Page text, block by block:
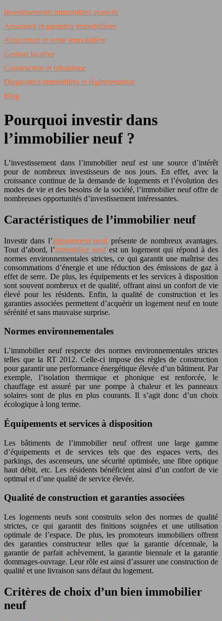
Investissements immobiliers avancés
Assurance et garanties immobilières
Acquisition et vente immobilière
Gestion locative
Construction et urbanisme
Diagnostics immobiliers et réglementation
Blog
Pourquoi investir dans
l’immobilier neuf ?
L’investissement dans l’immobilier neuf est une source d’intérêt
pour de nombreux investisseurs de nos jours. En effet, avec la
croissance continue de la demande de logements et l’évolution des
modes de vie et des besoins de la société, l’immobilier neuf offre de
nombreuses opportunités d’investissement intéressantes.
Caractéristiques de l’immobilier neuf
Investir dans l’appartement neufprésente de nombreux avantages.
Tout d’abord, l’immobilier neufest un logement qui répond à des
normes environnementales strictes, ce qui garantit une maîtrise des
consommations d’énergie et une réduction des émissions de gaz à
effet de serre. De plus, les équipements et les services à disposition
sont souvent nombreux et de qualité, offrant ainsi un confort de vie
élevé pour les résidents. Enfin, la qualité de construction et les
garanties associées permettent d’acquérir un logement neuf en toute
sérénité et sans mauvaise surprise.
Normes environnementales
L’immobilier neuf respecte des normes environnementales strictes
telles que la RT 2012. Celle-ci impose des règles de construction
pour garantir une performance énergétique élevée d’un bâtiment. Par
exemple, l’isolation thermique et phonique est renforcée, le
chauffage est assuré par une pompe à chaleur et les panneaux
solaires sont de plus en plus courants. Il s’agit donc d’un choix
écologique à long terme.
Équipements et services à disposition
Les bâtiments de l’immobilier neuf offrent une large gamme
d’équipements et de services tels que des espaces verts, des
parkings, des ascenseurs, une sécurité optimisée, une fibre optique
haut débit, etc. Les résidents bénéficient ainsi d’un confort de vie
optimal et d’une qualité de service élevée.
Qualité de construction et garanties associées
Les logements neufs sont construits selon des normes de qualité
strictes, ce qui garantit des finitions soignées et une utilisation
optimale de l’espace. De plus, les promoteurs immobiliers offrent
des garanties constructeur telles que la garantie décennale, la
garantie de parfait achèvement, la garantie biennale et la garantie
dommages-ouvrage. Leur rôle est ainsi d’assurer une construction de
qualité et une livraison sans défaut du logement.
Critères de choix d’un bien immobilier
neuf